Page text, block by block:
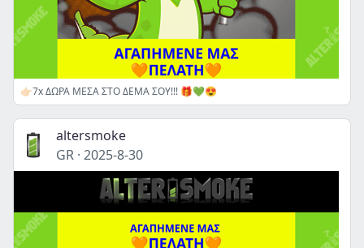
👉🏻7x ΔΩΡΑ ΜΕΣΑ ΣΤΟ ΔΕΜΑ ΣΟΥ!!! 🎁💚😍
altersmoke
GR · 2025-8-30